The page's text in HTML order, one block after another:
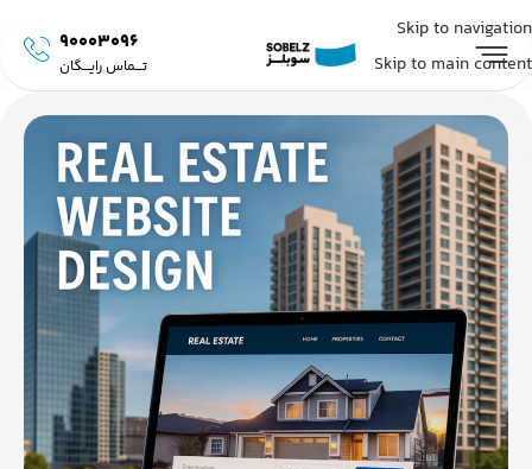
Skip to navigation
Skip to main content
90003096
تـــماس رایـــگان